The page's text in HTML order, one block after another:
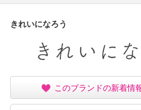
きれいになろう
このブランドの新着情